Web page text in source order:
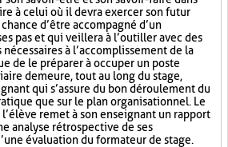
à celui où il devra exercer son futur
d’être accompagné d’un
pas et qui veillera à l’outiller avec des
à l’accomplissement de la
de le préparer à occuper un poste
demeure, tout au long du stage,
qui s’assure du bon déroulement du
que sur le plan organisationnel. Le
remet à son enseignant un rapport
analyse rétrospective de ses
évaluation du formateur de stage.